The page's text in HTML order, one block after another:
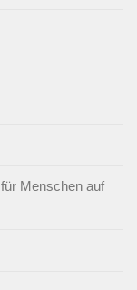
Menschen auf